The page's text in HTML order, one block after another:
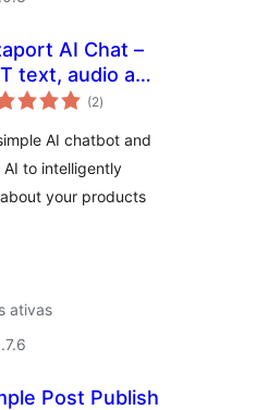
AI Chat –
text, audio and
bots
(2avaliações
totais
)
AI chatbot and
to intelligently
your products
ativas
Post Publish